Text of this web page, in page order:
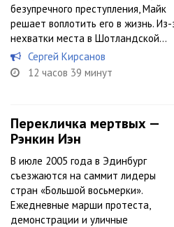
безупречного преступления, Майк
решает воплотить его в жизнь. Из-
нехватки места в Шотландской...
Сергей Кирсанов
12 часов 39 минут
Перекличка мертвых —
Рэнкин Иэн
В июле 2005 года в Эдинбург
съезжаются на саммит лидеры
стран «Большой восьмерки».
Ежедневные марши протеста,
демонстрации и уличные